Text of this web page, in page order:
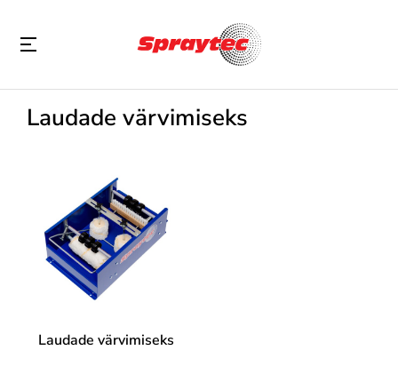
Laudade värvimiseks
Laudade värvimiseks